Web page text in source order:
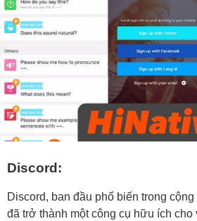
Discord:
Discord, ban đầu phổ biến trong
đã trở thành một công cụ hữu ích cho